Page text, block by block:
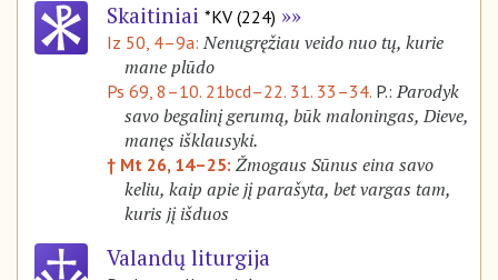
Skaitiniai *KV (224)
Iz 50, 4–9a:Nenugręžiau veido nuo tų, kurie
mane plūdo
Ps 69, 8–10. 21bcd–22. 31. 33–34. P.:Parodyk
savo begalinį gerumą, būk maloningas, Dieve,
manęs išklausyki.
† Mt 26, 14–25: Žmogaus Sūnus eina savo
keliu, kaip apie jį parašyta, bet vargas tam,
kuris jį išduos
Valandų liturgija